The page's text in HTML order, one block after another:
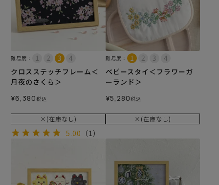
難易度：
クロスステッチフレーム＜
月夜のさくら＞
¥6,380税込
×(在庫なし)
5.00 （1）
難易度：
ベビースタイ＜フラワーガ
ーランド＞
¥5,280税込
×(在庫なし)